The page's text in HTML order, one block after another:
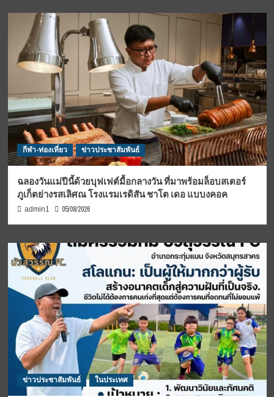
กีฬา-ท่องเที่ยว ข่าวประชาสัมพันธ์
ฉลองวันแม่ปีนี้ด้วยบุฟเฟต์มื้อกลางวัน ที่มาพร้อมล็อบสเตอร์
ภูเก็ตย่างรสเลิศณ โรงแรมเรดิสัน ชาโต เดอ แบบงคอค
admin1 05/08/2026
ข่าวประชาสัมพันธ์ ในประเทศ